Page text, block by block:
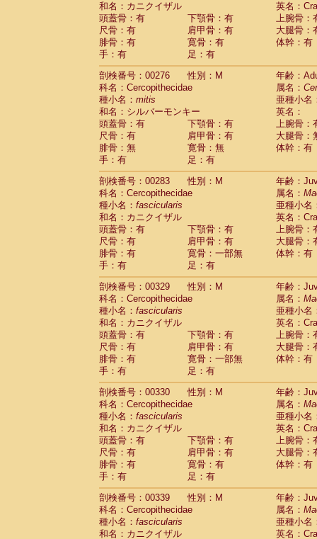
和名：カニクイザル
英名：
頭蓋骨：有
下顎骨：有
上腕骨：
尺骨：有
肩甲骨：有
大腿骨：
腓骨：有
寛骨：有
体幹：有
手：有
足：有
剖検番号：00276
性別：M
年齢：
科名：Cercopithecidae
属名：
種小名： mitis
亜種小名
和名：シルバーモンキー
英名：
頭蓋骨：有
下顎骨：有
上腕骨：
尺骨：有
肩甲骨：有
大腿骨：
腓骨：無
寛骨：無
体幹：有
手：有
足：有
剖検番号：00283
性別：M
年齢：
科名：Cercopithecidae
属名：
種小名： fascicularis
亜種小名
和名：カニクイザル
英名：
頭蓋骨：有
下顎骨：有
上腕骨：
尺骨：有
肩甲骨：有
大腿骨：
腓骨：有
寛骨：一部無
体幹：有
手：有
足：有
剖検番号：00329
性別：M
年齢：
科名：Cercopithecidae
属名：
種小名： fascicularis
亜種小名
和名：カニクイザル
英名：
頭蓋骨：有
下顎骨：有
上腕骨：
尺骨：有
肩甲骨：有
大腿骨：
腓骨：有
寛骨：一部無
体幹：有
手：有
足：有
剖検番号：00330
性別：M
年齢：
科名：Cercopithecidae
属名：
種小名： fascicularis
亜種小名
和名：カニクイザル
英名：
頭蓋骨：有
下顎骨：有
上腕骨：
尺骨：有
肩甲骨：有
大腿骨：
腓骨：有
寛骨：有
体幹：有
手：有
足：有
剖検番号：00339
性別：M
年齢：
科名：Cercopithecidae
属名：
種小名： fascicularis
亜種小名
和名：カニクイザル
英名：